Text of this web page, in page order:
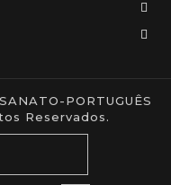
PORTUGUÊS
Reservados.